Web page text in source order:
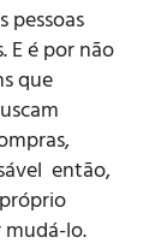
pessoas
E é por não
que
então,
lo.